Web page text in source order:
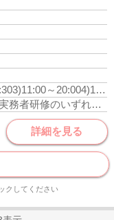
3)11:00～20:004)16:30～翌09:00
介護福祉士、初任者研修、実務者研修のいずれかの資格をお持ちの方
詳細を見る
クしてください